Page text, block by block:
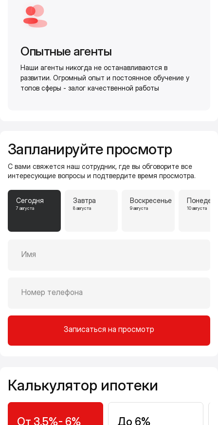
Опытные агенты
Наши агенты никогда не останавливаются в
развитии. Огромный опыт и постоянное обучение у
топов сферы - залог качественной работы
Запланируйте просмотр
С вами свяжется наш сотрудник, где вы обговорите все
интересующие вопросы и подтвердите время просмотра.
Сегодня
7 августа
Завтра
8 августа
Воскресенье
9 августа 10 августа
Имя
Номер телефона
Записаться на просмотр
Калькулятор ипотеки
От 3,5%- 6% До 6%